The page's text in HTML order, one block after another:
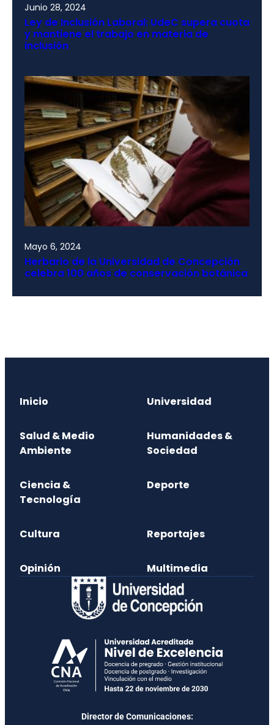
Junio 28, 2024
Ley de Inclusión Laboral: UdeC supera cuota
y mantiene el trabajo en materia de
inclusión
Mayo 6, 2024
Herbario de la Universidad de Concepción
celebra 100 años de conservación botánica
Inicio Universidad
Salud & Medio
Ambiente
Humanidades &
Sociedad
Ciencia &
Tecnología
Deporte
Cultura Reportajes
Opinión Multimedia
Director de Comunicaciones: